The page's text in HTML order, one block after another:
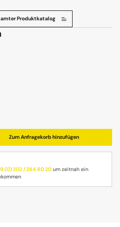
Produktkatalog
gewünschten Wert ein oder
Zum Anfragekorb hinzufügen
(0) 202 / 264 80 20 um zeitnah ein